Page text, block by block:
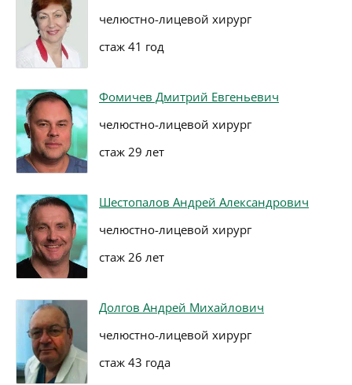
челюстно-лицевой хирург
стаж 41 год
Фомичев Дмитрий Евгеньевич
челюстно-лицевой хирург
стаж 29 лет
Шестопалов Андрей Александрович
челюстно-лицевой хирург
стаж 26 лет
Долгов Андрей Михайлович
челюстно-лицевой хирург
стаж 43 года